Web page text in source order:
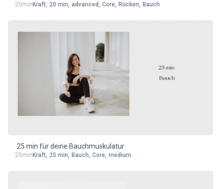
20min Kraft, 20 min, advanced, Core, Rücken, Bauch
25 min für deine Bauchmuskulatur
25min Kraft, 25 min, Bauch, Core, medium